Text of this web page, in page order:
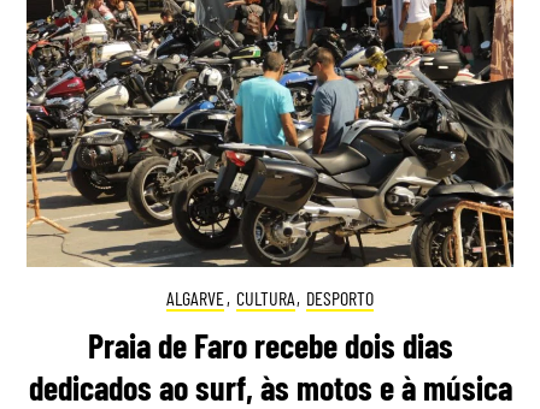
ALGARVE, CULTURA, DESPORTO
Praia de Faro recebe dois dias
dedicados ao surf, às motos e à música